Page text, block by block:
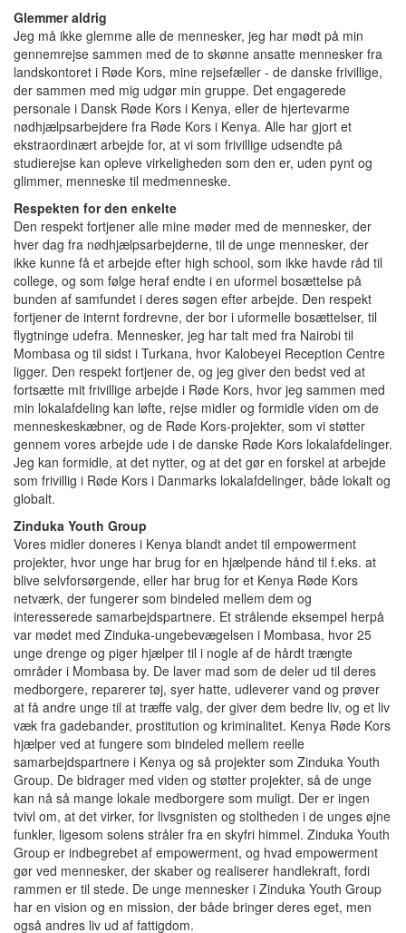
Glemmer aldrig
Jeg må ikke glemme alle de mennesker, jeg har mødt på min
gennemrejse sammen med de to skønne ansatte mennesker fra
landskontoret i Røde Kors, mine rejsefæller - de danske frivillige,
der sammen med mig udgør min gruppe. Det engagerede
personale i Dansk Røde Kors i Kenya, eller de hjertevarme
nødhjælpsarbejdere fra Røde Kors i Kenya. Alle har gjort et
ekstraordinært arbejde for, at vi som frivillige udsendte på
studierejse kan opleve virkeligheden som den er, uden pynt og
glimmer, menneske til medmenneske.
Respekten for den enkelte
Den respekt fortjener alle mine møder med de mennesker, der
hver dag fra nødhjælpsarbejderne, til de unge mennesker, der
ikke kunne få et arbejde efter high school, som ikke havde råd til
college, og som følge heraf endte i en uformel bosættelse på
bunden af samfundet i deres søgen efter arbejde. Den respekt
fortjener de internt fordrevne, der bor i uformelle bosættelser, til
flygtninge udefra. Mennesker, jeg har talt med fra Nairobi til
Mombasa og til sidst i Turkana, hvor Kalobeyei Reception Centre
ligger. Den respekt fortjener de, og jeg giver den bedst ved at
fortsætte mit frivillige arbejde i Røde Kors, hvor jeg sammen med
min lokalafdeling kan løfte, rejse midler og formidle viden om de
menneskeskæbner, og de Røde Kors-projekter, som vi støtter
gennem vores arbejde ude i de danske Røde Kors lokalafdelinger.
Jeg kan formidle, at det nytter, og at det gør en forskel at arbejde
som frivillig i Røde Kors i Danmarks lokalafdelinger, både lokalt og
globalt.
Zinduka Youth Group
Vores midler doneres i Kenya blandt andet til empowerment
projekter, hvor unge har brug for en hjælpende hånd til f.eks. at
blive selvforsørgende, eller har brug for et Kenya Røde Kors
netværk, der fungerer som bindeled mellem dem og
interesserede samarbejdspartnere. Et strålende eksempel herpå
var mødet med Zinduka-ungebevægelsen i Mombasa, hvor 25
unge drenge og piger hjælper til i nogle af de hårdt trængte
områder i Mombasa by. De laver mad som de deler ud til deres
medborgere, reparerer tøj, syer hatte, udleverer vand og prøver
at få andre unge til at træffe valg, der giver dem bedre liv, og et liv
væk fra gadebander, prostitution og kriminalitet. Kenya Røde Kors
hjælper ved at fungere som bindeled mellem reelle
samarbejdspartnere i Kenya og så projekter som Zinduka Youth
Group. De bidrager med viden og støtter projekter, så de unge
kan nå så mange lokale medborgere som muligt. Der er ingen
tvivl om, at det virker, for livsgnisten og stoltheden i de unges øjne
funkler, ligesom solens stråler fra en skyfri himmel. Zinduka Youth
Group er indbegrebet af empowerment, og hvad empowerment
gør ved mennesker, der skaber og realiserer handlekraft, fordi
rammen er til stede. De unge mennesker i Zinduka Youth Group
har en vision og en mission, der både bringer deres eget, men
også andres liv ud af fattigdom.